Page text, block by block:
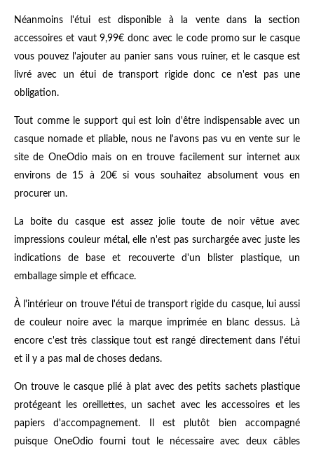
Néanmoins l'étui est disponible à la vente dans la section
accessoires et vaut 9,99€ donc avec le code promo sur le casque
vous pouvez l'ajouter au panier sans vous ruiner, et le casque est
livré avec un étui de transport rigide donc ce n'est pas une
obligation.
Tout comme le support qui est loin d'être indispensable avec un
casque nomade et pliable, nous ne l'avons pas vu en vente sur le
site de OneOdio mais on en trouve facilement sur internet aux
environs de 15 à 20€ si vous souhaitez absolument vous en
procurer un.
La boite du casque est assez jolie toute de noir vêtue avec
impressions couleur métal, elle n'est pas surchargée avec juste les
indications de base et recouverte d'un blister plastique, un
emballage simple et efficace.
À l'intérieur on trouve l'étui de transport rigide du casque, lui aussi
de couleur noire avec la marque imprimée en blanc dessus. Là
encore c'est très classique tout est rangé directement dans l'étui
et il y a pas mal de choses dedans.
On trouve le casque plié à plat avec des petits sachets plastique
protégeant les oreillettes, un sachet avec les accessoires et les
papiers d'accompagnement. Il est plutôt bien accompagné
puisque OneOdio fourni tout le nécessaire avec deux câbles